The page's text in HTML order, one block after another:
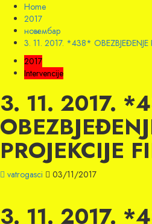
Home
2017
новембар
3. 11. 2017. *438* OBEZBJEĐENJE
2017
Intervencije
3. 11. 2017.
PROJEKCIJE
vatrogasci 03/11/2017
3. 11. 2017.